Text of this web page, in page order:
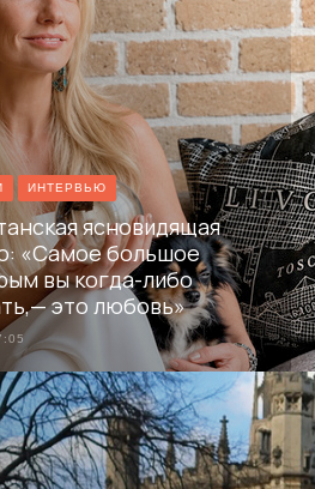
ИНТЕРВЬЮ
ясновидящая
«Самое большое
вы когда-либо
это любовь»